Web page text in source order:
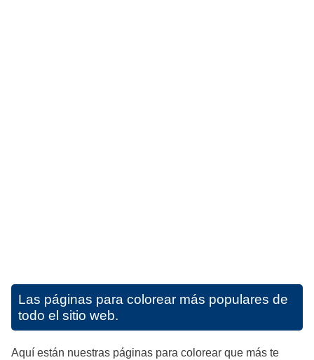
Las páginas para colorear más populares de
todo el sitio web.
Aquí están nuestras páginas para colorear que más te